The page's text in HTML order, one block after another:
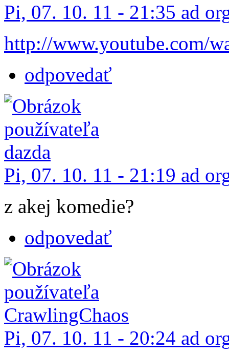
Pi, 07. 10. 11 - 21:35 ad
http://www.youtube.com/
odpovedať
Pi, 07. 10. 11 - 21:19 ad
z akej komedie?
odpovedať
Pi, 07. 10. 11 - 20:24 ad